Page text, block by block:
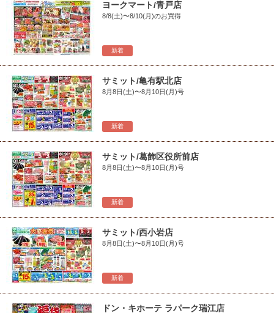
新着
ヨークマート/青戸店
8/8(土)〜8/10(月)のお買得
新着
サミット/亀有駅北店
8月8日(土)〜8月10日(月)号
新着
サミット/葛飾区役所前店
8月8日(土)〜8月10日(月)号
新着
サミット/西小岩店
8月8日(土)〜8月10日(月)号
ドン・キホーテ ラパーク瑞江店